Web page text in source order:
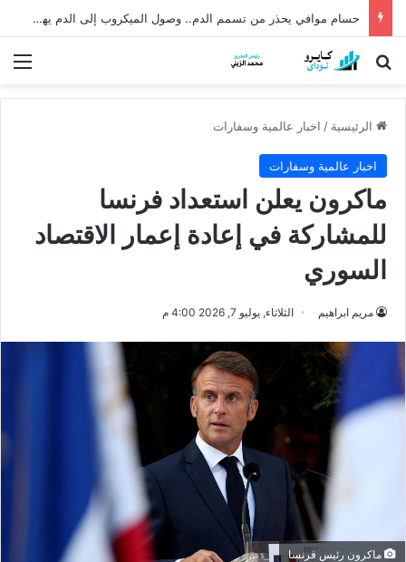
حسام موافي يحذر من تسمم الدم.. وصول الميكروب إلى الدم يهدد الحياة
بحث عن
الرئيسية / اخبار عالمية وسفارات
اخبار عالمية وسفارات
ماكرون يعلن استعداد فرنسا
للمشاركة في إعادة إعمار الاقتصاد
السوري
مريم ابراهيم الثلاثاء, يوليو 7, 2026 4:00 م
ماكرون رئيس فرنسا